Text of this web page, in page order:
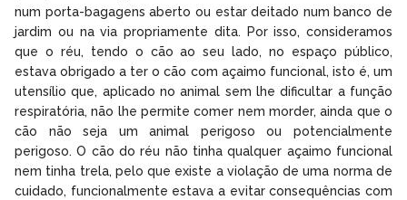
num porta-bagagens aberto ou estar deitado num banco de
jardim ou na via propriamente dita. Por isso, consideramos
que o réu, tendo o cão ao seu lado, no espaço público,
estava obrigado a ter o cão com açaimo funcional, isto é, um
utensílio que, aplicado no animal sem lhe dificultar a função
respiratória, não lhe permite comer nem morder, ainda que o
cão não seja um animal perigoso ou potencialmente
perigoso. O cão do réu não tinha qualquer açaimo funcional
nem tinha trela, pelo que existe a violação de uma norma de
cuidado, funcionalmente estava a evitar consequências com